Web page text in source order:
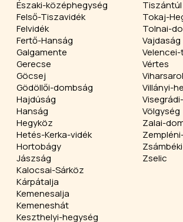
Északi-középhegység
Felső-Tiszavidék
Felvidék
Fertő-Hanság
Galgamente
Gerecse
Göcsej
Gödöllői-dombság
Hajdúság
Hanság
Hegyköz
Hetés-Kerka-vidék
Hortobágy
Jászság
Kalocsai-Sárköz
Kárpátalja
Kemenesalja
Kemeneshát
Keszthelyi-hegység
Tiszántúl
Tokaj-
Tolnai-
Vajdaság
Vértes
Villányi-
Völgység
Zalai-
Zselic